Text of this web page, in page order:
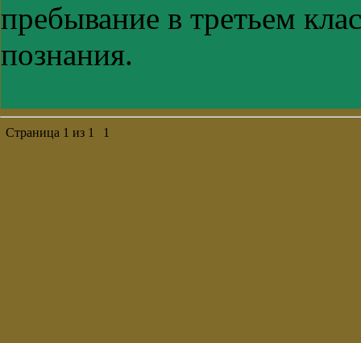
пребывание в третьем
познания.
Страница 1 из 1 1